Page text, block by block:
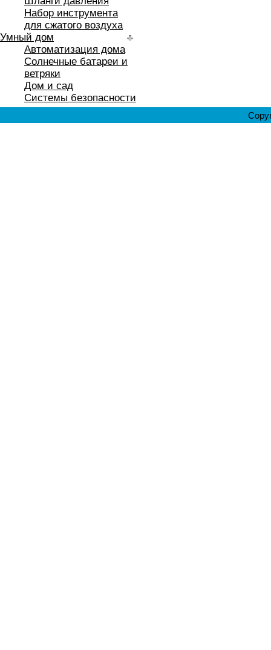
Набор инструмента
для сжатого воздуха
Умный дом
Автоматизация дома
Солнечные батареи и
ветряки
Дом и сад
Системы безопасности